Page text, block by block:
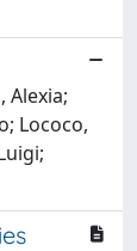
Alexia;
Lococo,